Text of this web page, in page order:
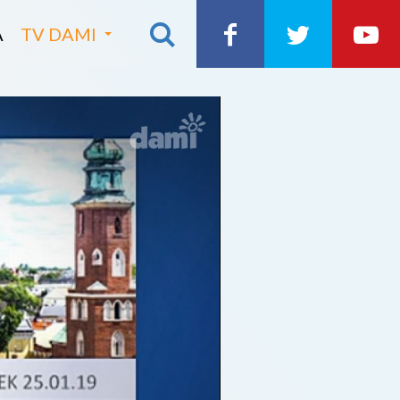
TV DAMI